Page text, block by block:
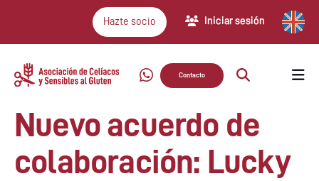
Hazte socio Iniciar sesión
Contacto
Nuevo acuerdo de
colaboración: Lucky